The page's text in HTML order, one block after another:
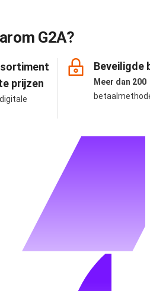
G2A?
prijzen
digitale
Beveiligde
Meer dan 200